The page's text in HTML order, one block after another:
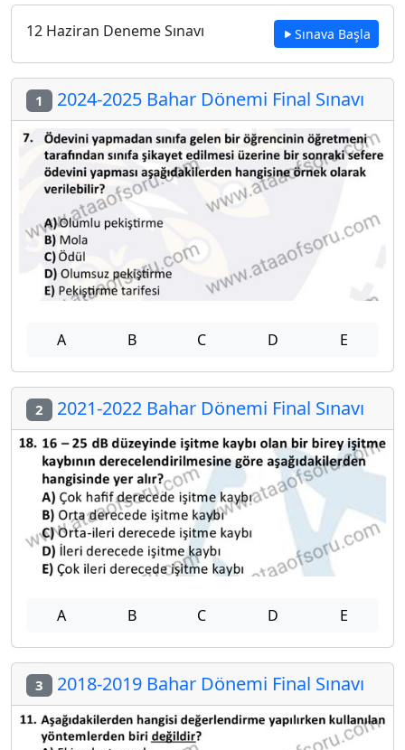
12 Haziran Deneme Sınavı Sınava Başla
1 2024-2025 Bahar Dönemi Final Sınavı
A B C D E
2 2021-2022 Bahar Dönemi Final Sınavı
A B C D E
3 2018-2019 Bahar Dönemi Final Sınavı